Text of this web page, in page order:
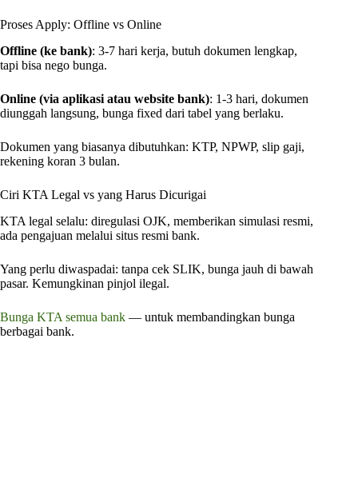
Proses Apply: Offline vs Online
Offline (ke bank): 3-7 hari kerja, butuh dokumen lengkap,
tapi bisa nego bunga.
Online (via aplikasi atau website bank): 1-3 hari, dokumen
diunggah langsung, bunga fixed dari tabel yang berlaku.
Dokumen yang biasanya dibutuhkan: KTP, NPWP, slip gaji,
rekening koran 3 bulan.
Ciri KTA Legal vs yang Harus Dicurigai
KTA legal selalu: diregulasi OJK, memberikan simulasi resmi,
ada pengajuan melalui situs resmi bank.
Yang perlu diwaspadai: tanpa cek SLIK, bunga jauh di bawah
pasar. Kemungkinan pinjol ilegal.
Bunga KTA semua bank — untuk membandingkan bunga
berbagai bank.